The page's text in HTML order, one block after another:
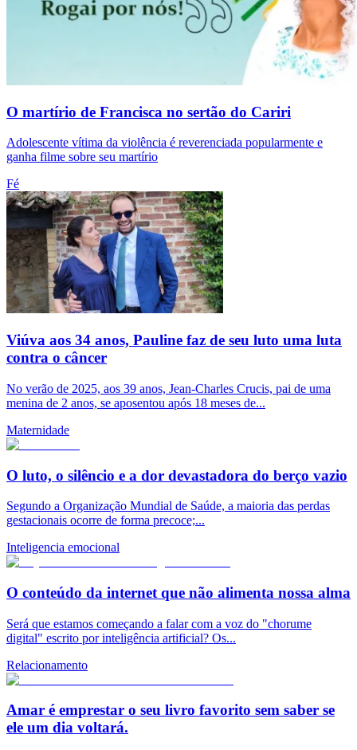
O martírio de Francisca no sertão do Cariri
Adolescente vítima da violência é reverenciada popularmente e
ganha filme sobre seu martírio
Fé
Viúva aos 34 anos, Pauline faz de seu luto uma luta
contra o câncer
No verão de 2025, aos 39 anos, Jean-Charles Crucis, pai de uma
menina de 2 anos, se aposentou após 18 meses de...
Maternidade
O luto, o silêncio e a dor devastadora do berço vazio
Segundo a Organização Mundial de Saúde, a maioria das perdas
gestacionais ocorre de forma precoce;...
Inteligencia emocional
O conteúdo da internet que não alimenta nossa alma
Será que estamos começando a falar com a voz do "chorume
digital" escrito por inteligência artificial? Os...
Relacionamento
Amar é emprestar o seu livro favorito sem saber se
ele um dia voltará.